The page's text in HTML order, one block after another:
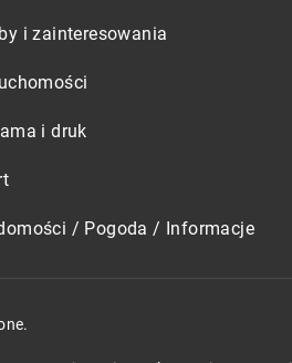
i zainteresowania
i druk
/ Pogoda / Informacje